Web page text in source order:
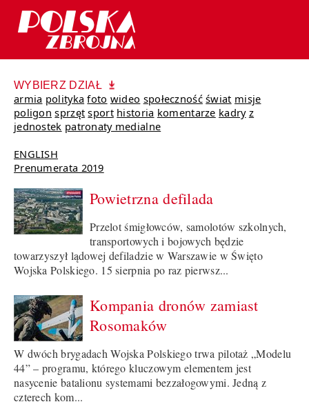
WYBIERZ DZIAŁ
armia polityka foto wideo społeczność świat misje
poligon sprzęt sport historia komentarze kadry z
jednostek patronaty medialne
ENGLISH
Prenumerata 2019
Powietrzna defilada
Przelot śmigłowców, samolotów szkolnych,
transportowych i bojowych będzie
towarzyszył lądowej defiladzie w Warszawie w Święto
Wojska Polskiego. 15 sierpnia po raz pierwsz...
Kompania dronów zamiast
Rosomaków
W dwóch brygadach Wojska Polskiego trwa pilotaż „Modelu
44” – programu, którego kluczowym elementem jest
nasycenie batalionu systemami bezzałogowymi. Jedną z
czterech kom...